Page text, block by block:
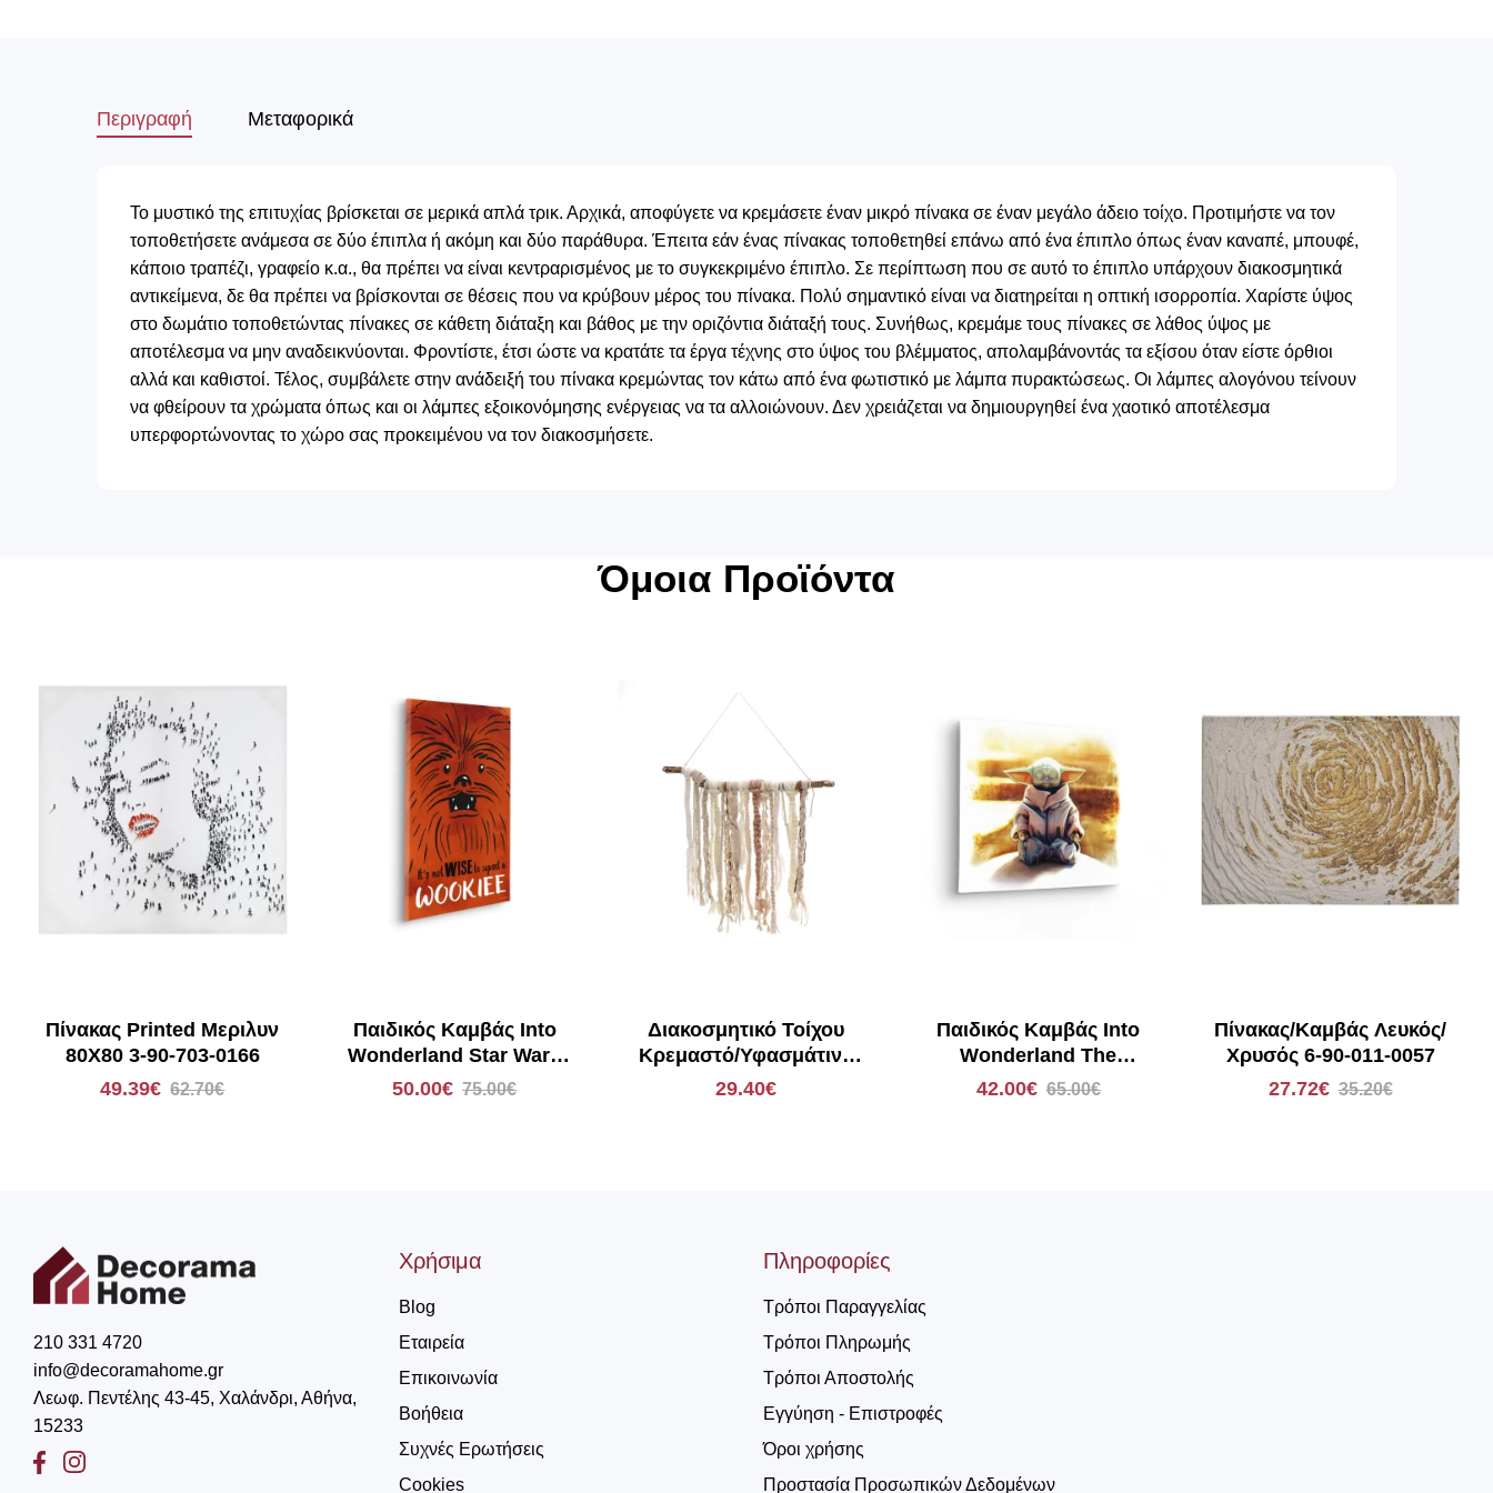
Περιγραφή Μεταφορικά
Το μυστικό της επιτυχίας βρίσκεται σε μερικά απλά τρικ. Αρχικά, αποφύγετε να κρεμάσετε έναν μικρό πίνακα σε έναν μεγάλο άδειο τοίχο. Προτιμήστε να τον
τοποθετήσετε ανάμεσα σε δύο έπιπλα ή ακόμη και δύο παράθυρα. Έπειτα εάν ένας πίνακας τοποθετηθεί επάνω από ένα έπιπλο όπως έναν καναπέ, μπουφέ,
κάποιο τραπέζι, γραφείο κ.α., θα πρέπει να είναι κεντραρισμένος με το συγκεκριμένο έπιπλο. Σε περίπτωση που σε αυτό το έπιπλο υπάρχουν διακοσμητικά
αντικείμενα, δε θα πρέπει να βρίσκονται σε θέσεις που να κρύβουν μέρος του πίνακα. Πολύ σημαντικό είναι να διατηρείται η οπτική ισορροπία. Χαρίστε ύψος
στο δωμάτιο τοποθετώντας πίνακες σε κάθετη διάταξη και βάθος με την οριζόντια διάταξή τους. Συνήθως, κρεμάμε τους πίνακες σε λάθος ύψος με
αποτέλεσμα να μην αναδεικνύονται. Φροντίστε, έτσι ώστε να κρατάτε τα έργα τέχνης στο ύψος του βλέμματος, απολαμβάνοντάς τα εξίσου όταν είστε όρθιοι
αλλά και καθιστοί. Τέλος, συμβάλετε στην ανάδειξή του πίνακα κρεμώντας τον κάτω από ένα φωτιστικό με λάμπα πυρακτώσεως. Οι λάμπες αλογόνου τείνουν
να φθείρουν τα χρώματα όπως και οι λάμπες εξοικονόμησης ενέργειας να τα αλλοιώνουν. Δεν χρειάζεται να δημιουργηθεί ένα χαοτικό αποτέλεσμα
υπερφορτώνοντας το χώρο σας προκειμένου να τον διακοσμήσετε.
Όμοια Προϊόντα
Πίνακας Printed Μεριλυν
80X80 3-90-703-0166
49.39€ 62.70€
Παιδικός Καμβάς Into
Wonderland Star Wars
Don´t Upset Wookiee
50.00€ 75.00€
Διακοσμητικό Τοίχου
Κρεμαστό/Υφασμάτινο
Ξύλινο Εκρού/Καφέ 3-
29.40€
Παιδικός Καμβάς Into
Wonderland The
Mandalorian Grogu
42.00€ 65.00€
Πίνακας/Καμβάς Λευκός/
Χρυσός 6-90-011-0057
27.72€ 35.20€
210 331 4720
info@decoramahome.gr
Λεωφ. Πεντέλης 43-45, Χαλάνδρι, Αθήνα,
15233
FacebookInstagram
Χρήσιμα
Blog
Εταιρεία
Επικοινωνία
Βοήθεια
Συχνές Ερωτήσεις
Cookies
Πληροφορίες
Τρόποι Παραγγελίας
Τρόποι Πληρωμής
Τρόποι Αποστολής
Εγγύηση - Επιστροφές
Όροι χρήσης
Προστασία Προσωπικών Δεδομένων